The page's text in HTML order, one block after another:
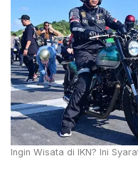
Ingin Wisata di IKN? Ini